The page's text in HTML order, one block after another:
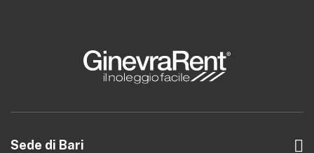
Sede di Bari